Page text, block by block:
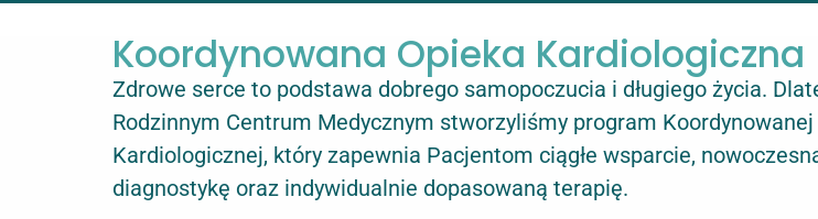
Koordynowana Opieka Kardiologiczna
Zdrowe serce to podstawa dobrego samopoczucia i długiego życia.
Rodzinnym Centrum Medycznym stworzyliśmy program Koordynowanej
Kardiologicznej, który zapewnia Pacjentom ciągłe wsparcie,
diagnostykę oraz indywidualnie dopasowaną terapię.